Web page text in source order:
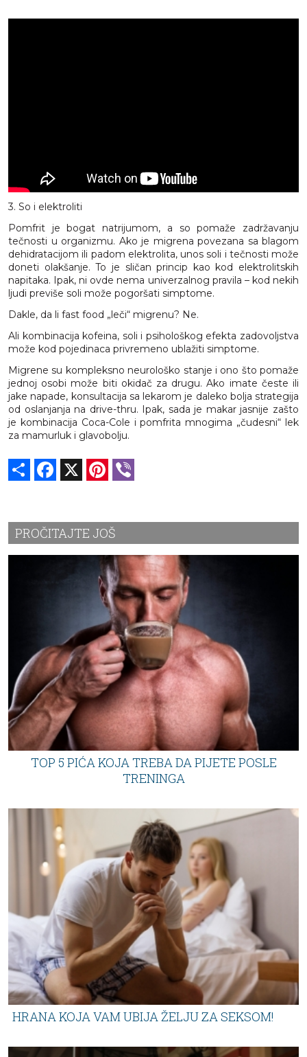
3. So i elektroliti
Pomfrit je bogat natrijumom, a so pomaže zadržavanju
tečnosti u organizmu. Ako je migrena povezana sa blagom
dehidratacijom ili padom elektrolita, unos soli i tečnosti može
doneti olakšanje. To je sličan princip kao kod elektrolitskih
napitaka. Ipak, ni ovde nema univerzalnog pravila – kod nekih
ljudi previše soli može pogoršati simptome.
Dakle, da li fast food „leči“ migrenu? Ne.
Ali kombinacija kofeina, soli i psihološkog efekta zadovoljstva
može kod pojedinaca privremeno ublažiti simptome.
Migrene su kompleksno neurološko stanje i ono što pomaže
jednoj osobi može biti okidač za drugu. Ako imate česte ili
jake napade, konsultacija sa lekarom je daleko bolja strategija
od oslanjanja na drive-thru. Ipak, sada je makar jasnije zašto
je kombinacija Coca-Cole i pomfrita mnogima „čudesni“ lek
za mamurluk i glavobolju.
Share Facebook Pinterest
PROČITAJTE JOŠ
TOP 5 PIĆA KOJA TREBA DA PIJETE POSLE
TRENINGA
HRANA KOJA VAM UBIJA ŽELJU ZA SEKSOM!